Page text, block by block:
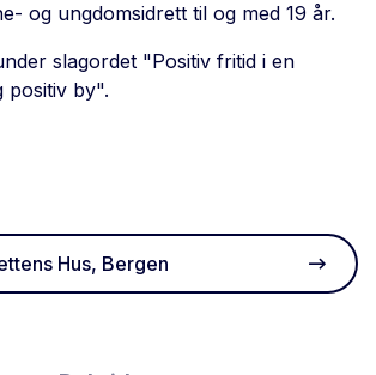
og ungdomsidrett til og med 19 år.
slagordet "Positiv fritid i en
positiv by".
Hus, Bergen